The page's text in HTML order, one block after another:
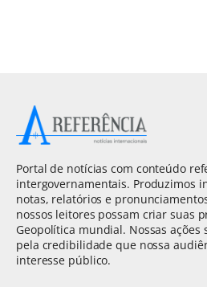
Portal de notícias com conteúdo
intergovernamentais. Produzimos
notas, relatórios e
nossos leitores possam criar suas
Geopolítica mundial. Nossas
pela credibilidade que nossa
interesse público.